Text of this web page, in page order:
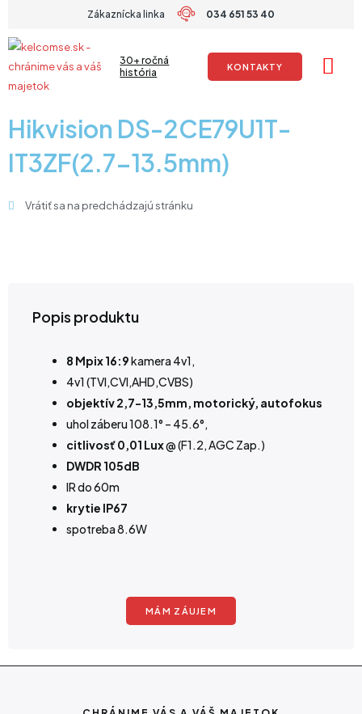
obsah
Zákaznícka linka 034 651 53 40
30+ ročná
história
KONTAKTY
Hikvision DS-2CE79U1T-
IT3ZF(2.7-13.5mm)
Vrátiť sa na predchádzajú stránku
Popis produktu
8 Mpix 16:9kamera 4v1,
4v1 (TVI,CVI,AHD,CVBS)
objektív 2,7-13,5mm, motorický, autofokus
uhol záberu 108.1° – 45.6°,
citlivosť 0,01 Lux@ (F1.2, AGC Zap.)
DWDR 105dB
IR do 60m
krytie IP67
spotreba 8.6W
MÁM ZÁUJEM